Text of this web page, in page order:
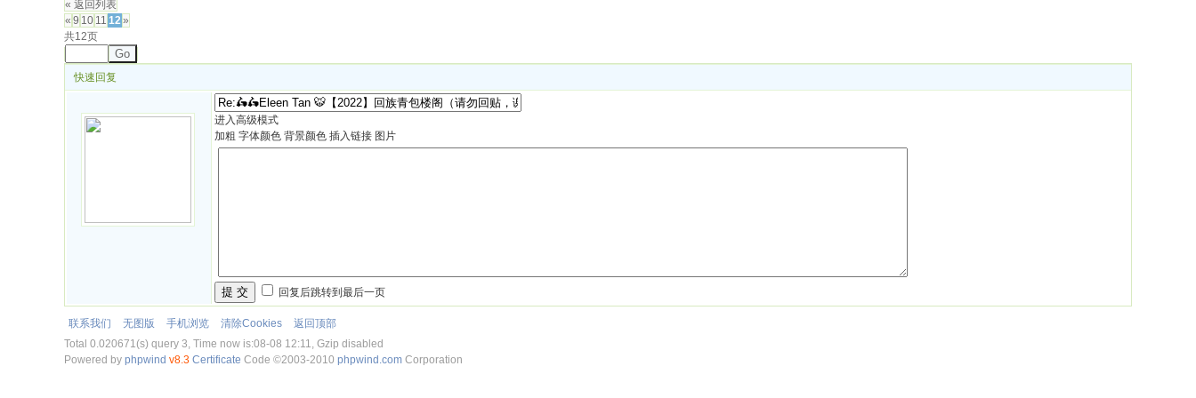
« 返回列表
« 9 10 11 12»
共12页
Go
快速回复
进入高级模式
加粗 字体颜色 背景颜色 插入链接 图片
提 交 回复后跳转到最后一页
联系我们 无图版 手机浏览 清除Cookies
返回顶部
Total 0.020671(s) query 3, Time now is:08-08 12:11, Gzip disabled
Powered by phpwind v8.3 Certificate Code ©2003-2010 phpwind.com Corporation